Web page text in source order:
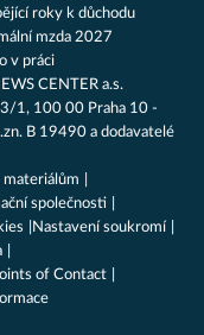
roky k důchodu
mzda 2027
v práci
CENTER a.s.
1, 100 00 Praha 10 -
B 19490 a dodavatelé
společnosti
Nastavení soukromí
of Contact